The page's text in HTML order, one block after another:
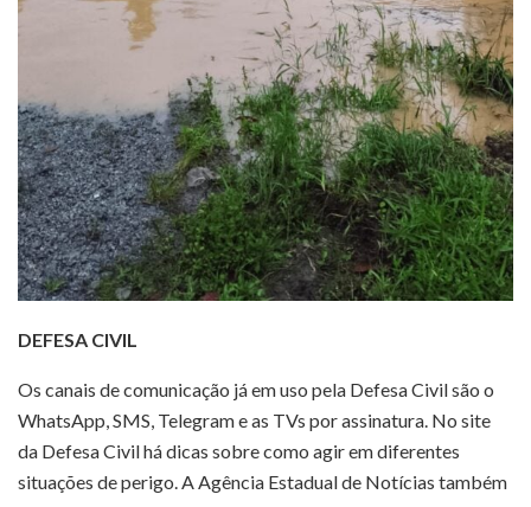
DEFESA CIVIL
Os canais de comunicação já em uso pela Defesa Civil são o
WhatsApp, SMS, Telegram e as TVs por assinatura. No site
da Defesa Civil há dicas sobre como agir em diferentes
situações de perigo. A Agência Estadual de Notícias também